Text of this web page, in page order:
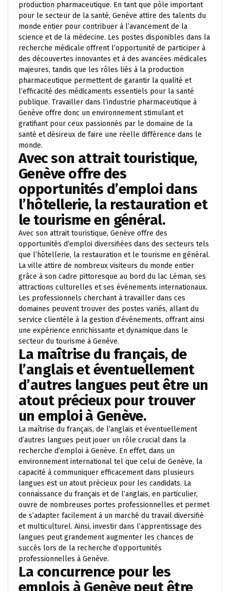
production pharmaceutique. En tant que pôle important
pour le secteur de la santé, Genève attire des talents du
monde entier pour contribuer à l’avancement de la
science et de la médecine. Les postes disponibles dans la
recherche médicale offrent l’opportunité de participer à
des découvertes innovantes et à des avancées médicales
majeures, tandis que les rôles liés à la production
pharmaceutique permettent de garantir la qualité et
l’efficacité des médicaments essentiels pour la santé
publique. Travailler dans l’industrie pharmaceutique à
Genève offre donc un environnement stimulant et
gratifiant pour ceux passionnés par le domaine de la
santé et désireux de faire une réelle différence dans le
monde.
Avec son attrait touristique,
Genève offre des
opportunités d’emploi dans
l’hôtellerie, la restauration et
le tourisme en général.
Avec son attrait touristique, Genève offre des
opportunités d’emploi diversifiées dans des secteurs tels
que l’hôtellerie, la restauration et le tourisme en général.
La ville attire de nombreux visiteurs du monde entier
grâce à son cadre pittoresque au bord du lac Léman, ses
attractions culturelles et ses événements internationaux.
Les professionnels cherchant à travailler dans ces
domaines peuvent trouver des postes variés, allant du
service clientèle à la gestion d’événements, offrant ainsi
une expérience enrichissante et dynamique dans le
secteur du tourisme à Genève.
La maîtrise du français, de
l’anglais et éventuellement
d’autres langues peut être un
atout précieux pour trouver
un emploi à Genève.
La maîtrise du français, de l’anglais et éventuellement
d’autres langues peut jouer un rôle crucial dans la
recherche d’emploi à Genève. En effet, dans un
environnement international tel que celui de Genève, la
capacité à communiquer efficacement dans plusieurs
langues est un atout précieux pour les candidats. La
connaissance du français et de l’anglais, en particulier,
ouvre de nombreuses portes professionnelles et permet
de s’adapter facilement à un marché du travail diversifié
et multiculturel. Ainsi, investir dans l’apprentissage des
langues peut grandement augmenter les chances de
succès lors de la recherche d’opportunités
professionnelles à Genève.
La concurrence pour les
emplois à Genève peut être